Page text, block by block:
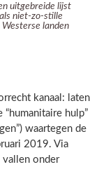
uitgebreide lijst
niet-zo-stille
landen
kanaal: laten
hulp”
waartegen de
2019. Via
vallen onder